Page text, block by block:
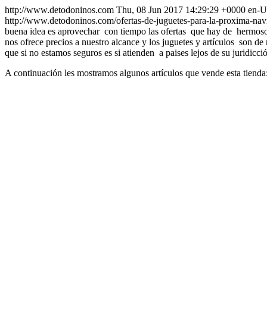
http://www.detodoninos.com Thu, 08 Jun 2017 14:29:29 +0000 en-
http://www.detodoninos.com/ofertas-de-juguetes-para-la-proxima-
buena idea es aprovechar con tiempo las ofertas que hay de
nos ofrece precios a nuestro alcance y los juguetes y artículos son
que si no estamos seguros es si atienden a paises lejos de su
A continuación les mostramos algunos artículos que vende esta